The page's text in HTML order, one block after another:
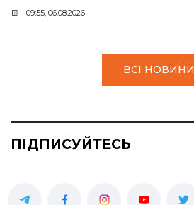
09:55, 06.08.2026
ВСІ НОВИНИ
ПІДПИСУЙТЕСЬ